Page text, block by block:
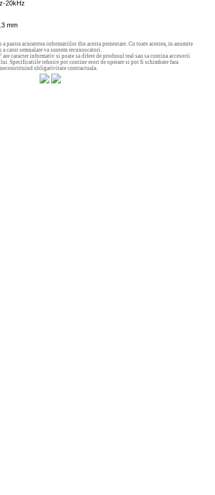
20kHz
mm
pastra acuratetea informatiilor din acesta prezentare. Cu toate acestea, in anumite
caror semnalare va suntem recunoscatori.
are caracter informativ si poate sa difere de produsul real sau sa contina accesorii
Specificatiile tehnice pot contine erori de operare si pot fi schimbate fara
obligativitate contractuala.